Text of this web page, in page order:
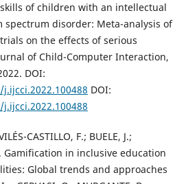
of children with an intellectual
disorder: Meta-analysis of
on the effects of serious
of Child-Computer Interaction,
DOI:
DOI:
CASTILLO, F.; BUELE, J.;
Gamification in inclusive education
Global trends and approaches